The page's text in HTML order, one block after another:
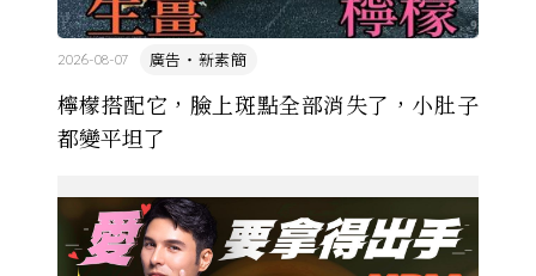
檸檬搭配它，臉上斑點全部消失了，小肚子
都變平坦了
廣告・新素簡
2026-08-07